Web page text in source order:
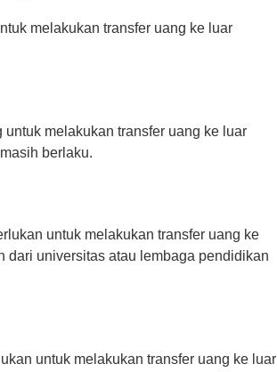
melakukan transfer uang ke luar
melakukan transfer uang ke luar
berlaku.
untuk melakukan transfer uang ke
dari universitas atau lembaga pendidikan
untuk melakukan transfer uang ke luar